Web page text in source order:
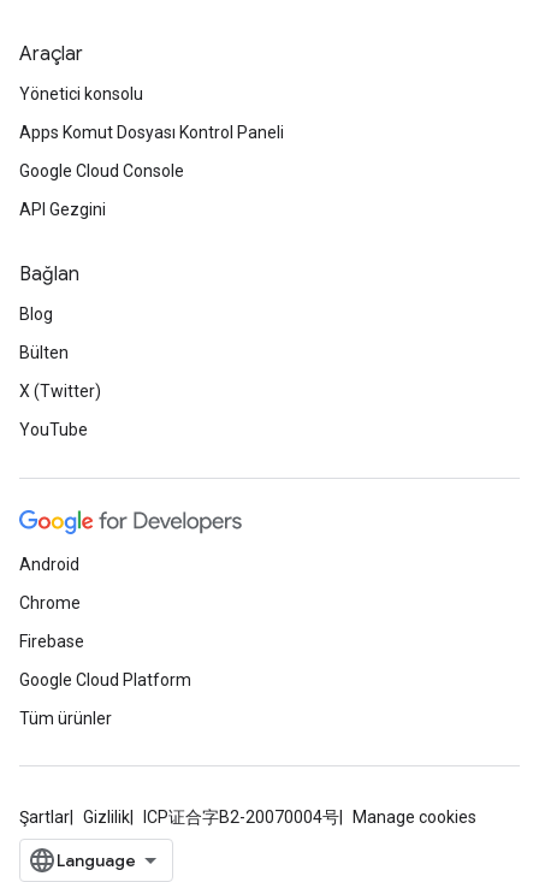
Araçlar
Yönetici konsolu
Apps Komut Dosyası Kontrol Paneli
Google Cloud Console
API Gezgini
Bağlan
Blog
Bülten
X (Twitter)
YouTube
Android
Chrome
Firebase
Google Cloud Platform
Tüm ürünler
Şartlar Gizlilik ICP证合字B2-20070004号 Manage cookies